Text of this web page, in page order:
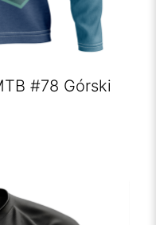
#78 Górski